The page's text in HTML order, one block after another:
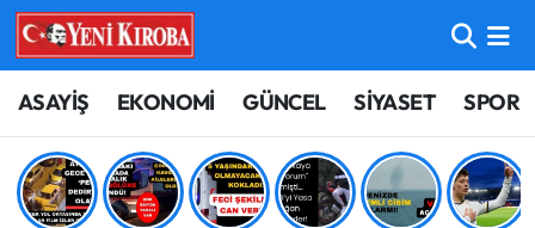
ASAYİŞ EKONOMİ GÜNCEL SİYASET SPOR
ASAYİŞ
BİLİM-TEKNOLOJİ
ÇEVRE
Aydın Nöbetçi Eczaneler
Aydın Hava Durumu
Aydin Namaz Vakitleri